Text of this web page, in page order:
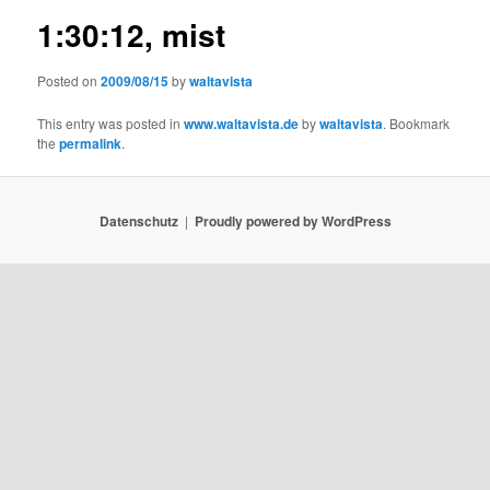
1:30:12, mist
Posted on2009/08/15bywaltavista
This entry was posted inwww.waltavista.debywaltavista. Bookmark
thepermalink.
Datenschutz Proudly powered by WordPress